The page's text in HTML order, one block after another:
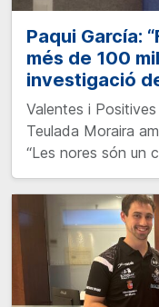
Paqui García:
més de 100
investigació
Valentes i
Teulada Moraira
“Les nores són un